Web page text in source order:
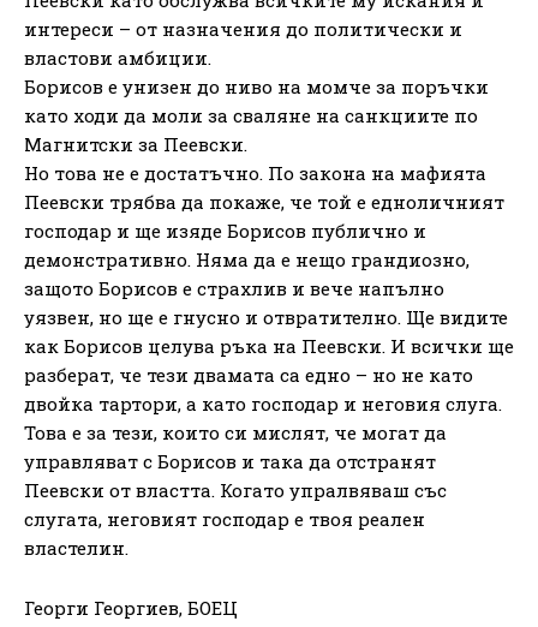
интереси – от назначения до политически и
властови амбиции.
Борисов е унизен до ниво на момче за поръчки
като ходи да моли за сваляне на санкциите по
Магнитски за Пеевски.
Но това не е достатъчно. По закона на мафията
Пеевски трябва да покаже, че той е едноличният
господар и ще изяде Борисов публично и
демонстративно. Няма да е нещо грандиозно,
защото Борисов е страхлив и вече напълно
уязвен, но ще е гнусно и отвратително. Ще видите
как Борисов целува ръка на Пеевски. И всички ще
разберат, че тези двамата са едно – но не като
двойка тартори, а като господар и неговия слуга.
Това е за тези, които си мислят, че могат да
управляват с Борисов и така да отстранят
Пеевски от властта. Когато упралвяваш със
слугата, неговият господар е твоя реален
властелин.
Георги Георгиев, БОЕЦ